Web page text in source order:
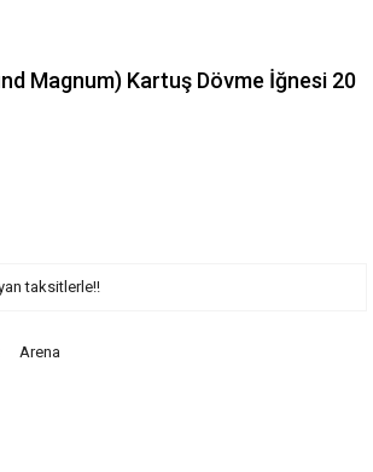
Magnum) Kartuş Dövme İğnesi 20
taksitlerle!!
Arena